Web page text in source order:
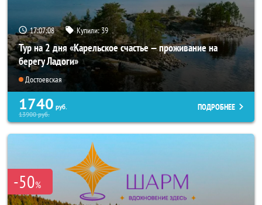
17:07:07 Купили:39
Тур на 2 дня «Карельское счастье — проживание на
берегу Ладоги»
Достоевская
1740 руб.
13900руб.
ПОДРОБНЕЕ
-50%